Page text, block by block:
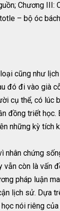
Chương
– bộ óc
cũng như
đó đi vào già
cụ thể, có lúc
đồng triết
những kỳ tích
chứng
còn là
pháp luận
lịch sử. Dựa
nói riêng